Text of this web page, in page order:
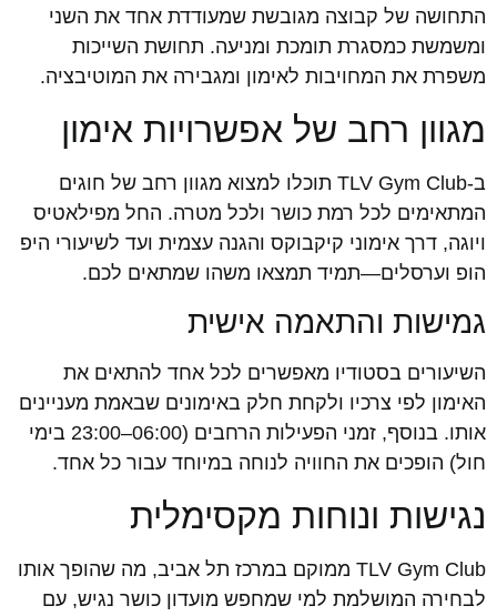
התחושה של קבוצה מגובשת שמעודדת אחד את השני
ומשמשת כמסגרת תומכת ומניעה. תחושת השייכות
משפרת את המחויבות לאימון ומגבירה את המוטיבציה.
מגוון רחב של אפשרויות אימון
ב-TLV Gym Club תוכלו למצוא מגוון רחב של חוגים
המתאימים לכל רמת כושר ולכל מטרה. החל מפילאטיס
ויוגה, דרך אימוני קיקבוקס והגנה עצמית ועד לשיעורי היפ
הופ וערסלים—תמיד תמצאו משהו שמתאים לכם.
גמישות והתאמה אישית
השיעורים בסטודיו מאפשרים לכל אחד להתאים את
האימון לפי צרכיו ולקחת חלק באימונים שבאמת מעניינים
אותו. בנוסף, זמני הפעילות הרחבים (06:00–23:00 בימי
חול) הופכים את החוויה לנוחה במיוחד עבור כל אחד.
נגישות ונוחות מקסימלית
TLV Gym Club ממוקם במרכז תל אביב, מה שהופך אותו
לבחירה המושלמת למי שמחפש מועדון כושר נגיש, עם